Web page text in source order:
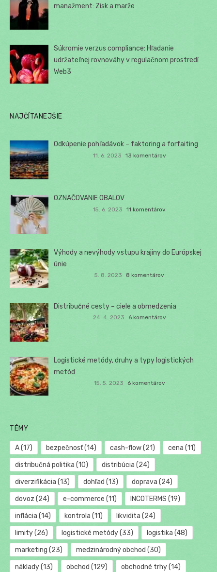
manažment: Zisk a marže
Súkromie verzus compliance: Hľadanie
udržateľnej rovnováhy v regulačnom prostredí
Web3
NAJČÍTANEJŠIE
Odkúpenie pohľadávok – faktoring a forfaiting
11. 6. 2023 13 komentárov
OZNAČOVANIE OBALOV
15. 6. 2023 11 komentárov
Výhody a nevýhody vstupu krajiny do Európskej
únie
5. 8. 2023 8 komentárov
Distribučné cesty – ciele a obmedzenia
24. 4. 2023 6 komentárov
Logistické metódy, druhy a typy logistických
metód
15. 5. 2023 6 komentárov
TÉMY
A(17) bezpečnosť(14) cash-flow(21) cena (11)
distribučná politika (10) distribúcia (24)
diverzifikácia (13) dohľad (13) doprava (24)
dovoz (24) e-commerce (11) INCOTERMS (19)
inflácia (14) kontrola (11) likvidita (24)
limity(26) logistické metódy(33) logistika (48)
marketing (23) medzinárodný obchod (30)
náklady(13) obchod (129) obchodné trhy(14)